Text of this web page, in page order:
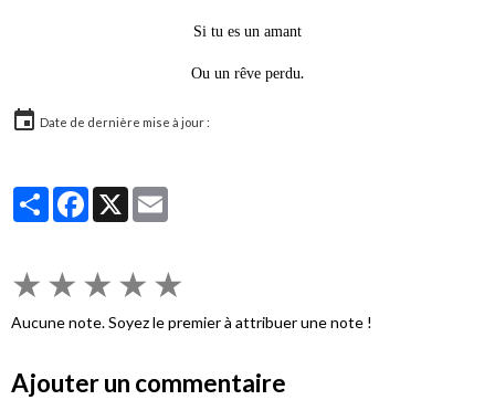
Si tu es un amant
Ou un rêve perdu.
Date de dernière mise à jour :
PartagerFacebook
X
★ ★ ★ ★ ★
Aucune note. Soyez le premier à attribuer une note !
Ajouter un commentaire